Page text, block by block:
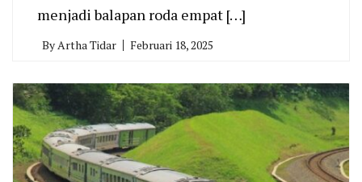
menjadi balapan roda empat […]
By Artha Tidar Februari 18, 2025